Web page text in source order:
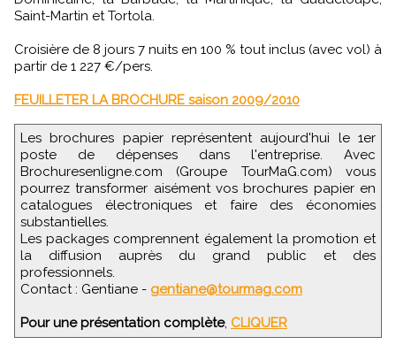
Saint-Martin et Tortola.
Croisière de 8 jours 7 nuits en 100 % tout inclus (avec vol) à
partir de 1 227 €/pers.
FEUILLETER LA BROCHURE saison 2009/2010
Les brochures papier représentent aujourd'hui le 1er
poste de dépenses dans l'entreprise. Avec
Brochuresenligne.com (Groupe TourMaG.com) vous
pourrez transformer aisément vos brochures papier en
catalogues électroniques et faire des économies
substantielles.
Les packages comprennent également la promotion et
la diffusion auprès du grand public et des
professionnels.
Contact : Gentiane - gentiane@tourmag.com
Pour une présentation complète, CLIQUER